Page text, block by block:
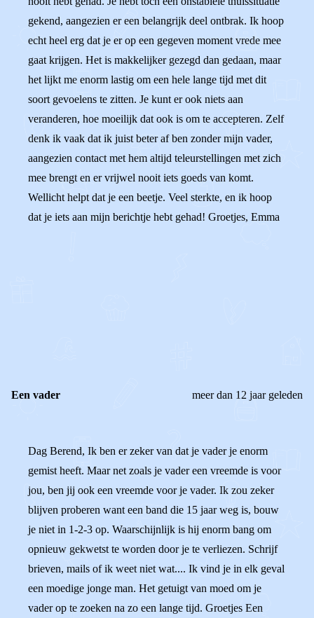
gekend, aangezien er een belangrijk deel ontbrak. Ik hoop
echt heel erg dat je er op een gegeven moment vrede mee
gaat krijgen. Het is makkelijker gezegd dan gedaan, maar
het lijkt me enorm lastig om een hele lange tijd met dit
soort gevoelens te zitten. Je kunt er ook niets aan
veranderen, hoe moeilijk dat ook is om te accepteren. Zelf
denk ik vaak dat ik juist beter af ben zonder mijn vader,
aangezien contact met hem altijd teleurstellingen met zich
mee brengt en er vrijwel nooit iets goeds van komt.
Wellicht helpt dat je een beetje. Veel sterkte, en ik hoop
dat je iets aan mijn berichtje hebt gehad! Groetjes, Emma
Een vader meer dan 12 jaar geleden
Dag Berend, Ik ben er zeker van dat je vader je enorm
gemist heeft. Maar net zoals je vader een vreemde is voor
jou, ben jij ook een vreemde voor je vader. Ik zou zeker
blijven proberen want een band die 15 jaar weg is, bouw
je niet in 1-2-3 op. Waarschijnlijk is hij enorm bang om
opnieuw gekwetst te worden door je te verliezen. Schrijf
brieven, mails of ik weet niet wat.... Ik vind je in elk geval
een moedige jonge man. Het getuigt van moed om je
vader op te zoeken na zo een lange tijd. Groetjes Een